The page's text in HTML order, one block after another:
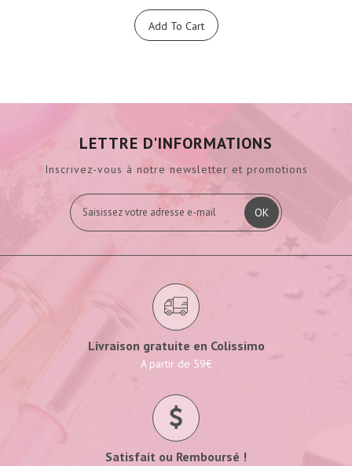
Add To Cart
LETTRE D'INFORMATIONS
Inscrivez-vous à notre newsletter et promotions
OK
Livraison gratuite en Colissimo
A partir de 59€
Satisfait ou Remboursé !